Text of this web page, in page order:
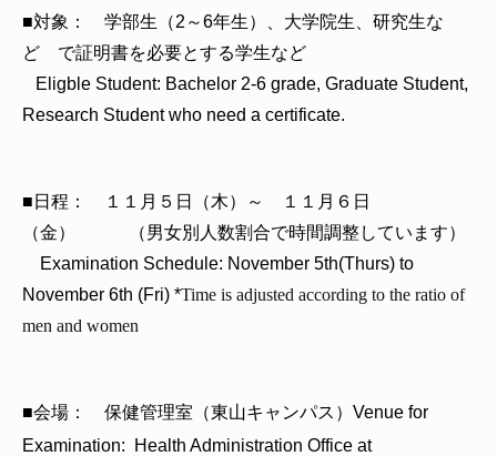
■対象： 学部生（2～6年生）、大学院生、研究生な
ど で証明書を必要とする学生など
Eligble Student: Bachelor 2-6 grade, Graduate Student,
Research Student who need a certificate.
■日程： １１月５日（木）～ １１月６日
（金） （男女別人数割合で時間調整しています）
Examination Schedule: November 5th(Thurs) to
November 6th (Fri) *Time is adjusted according to the ratio of
men and women
■会場： 保健管理室（東山キャンパス）Venue for
Examination:
Health Administration Office at